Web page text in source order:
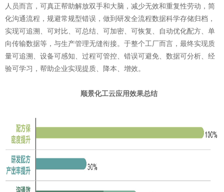
人员而言，可真正帮助解放双手和大脑，减少无效和重复性劳动，简
化沟通流程，规避常规型错误，做到研发全流程数据科学存储归档，
实现可追溯、可对比、可总结、可加密、可恢复、自动优化配方、单
向传输数据等，与生产管理无缝衔接。于整个工厂而言，最终实现质
量可追溯、设备可感知、过程可管控、错误可避免、数据可分析、经
验可学习，帮助企业实现提质、降本、增效。
顺景化工云应用效果总结